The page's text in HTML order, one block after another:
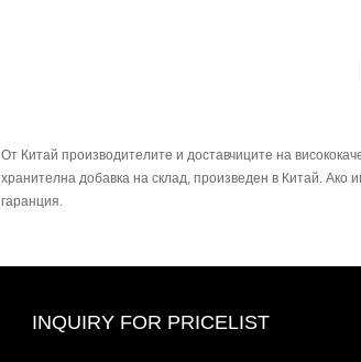
От Китай производителите и доставчиците на
хранителна добавка на склад, произведен в Китай.
гаранция.
INQUIRY FOR PRICELIST